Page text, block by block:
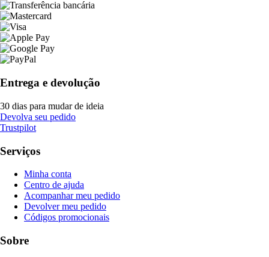
Entrega e devolução
30 dias para mudar de ideia
Devolva seu pedido
Trustpilot
Serviços
Minha conta
Centro de ajuda
Acompanhar meu pedido
Devolver meu pedido
Códigos promocionais
Sobre